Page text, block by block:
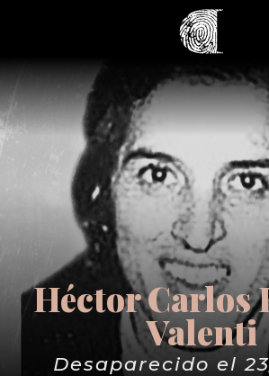
Héctor Carlos
Valenti
Desaparecido el